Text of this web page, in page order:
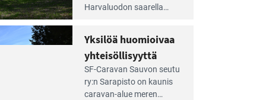
Harvaluodon saarella
käyttöön­sä osan kunnan
viiden hehtaarin
virkistysalueesta.
Yksilöä huomioivaa
yhteisöllisyyttä
SF-Caravan Sauvon seutu
ry:n Sarapisto on kaunis
caravan-alue meren